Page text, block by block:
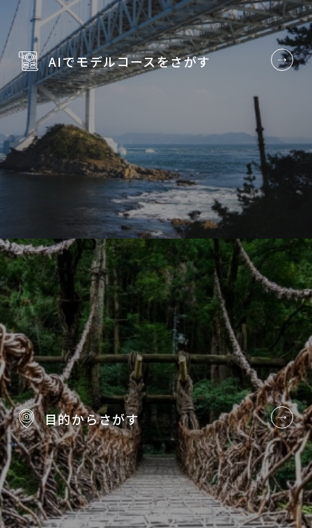
AIでモデルコースをさがす
目的からさがす